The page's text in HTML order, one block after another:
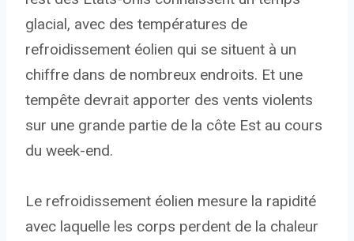
glacial, avec des températures de
refroidissement éolien qui se situent à un
chiffre dans de nombreux endroits. Et une
tempête devrait apporter des vents violents
sur une grande partie de la côte Est au cours
du week-end.
Le refroidissement éolien mesure la rapidité
avec laquelle les corps perdent de la chaleur